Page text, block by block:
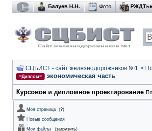
Балуев Н.Н. Фото
СЦБИСТ - сайт железнодорожников №1 >
=Диплом= экономическая часть
Курсовое и дипломное проектирование
Моя страница (?)
Новые сообщения
Мои файлы
(загрузить)